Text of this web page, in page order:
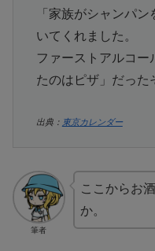
「家族がシャンパン
いてくれました。
ファーストアルコ
たのはピザ」だった
出典： 東京カレンダー
筆者
ここからお
か。